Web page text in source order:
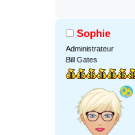
Sophie
Administrateur
Bill Gates